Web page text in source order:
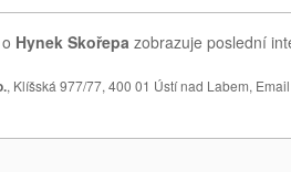
Hynek Skořepa zobrazuje poslední
, Klíšská 977/77, 400 01 Ústí nad Labem,